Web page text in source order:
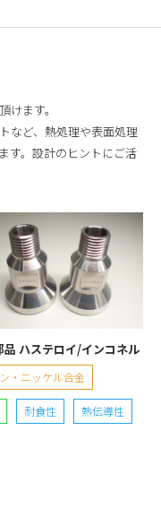
ます。
など、熱処理や表面処理
す。設計のヒントにご活
品 ハステロイ/インコネル
・ニッケル合金
耐食性 熱伝導性